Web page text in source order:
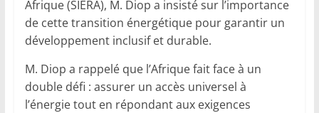
Afrique (SIERA), M. Diop a insisté sur l’importance
de cette transition énergétique pour garantir un
développement inclusif et durable.
M. Diop a rappelé que l’Afrique fait face à un
double défi : assurer un accès universel à
l’énergie tout en répondant aux exigences